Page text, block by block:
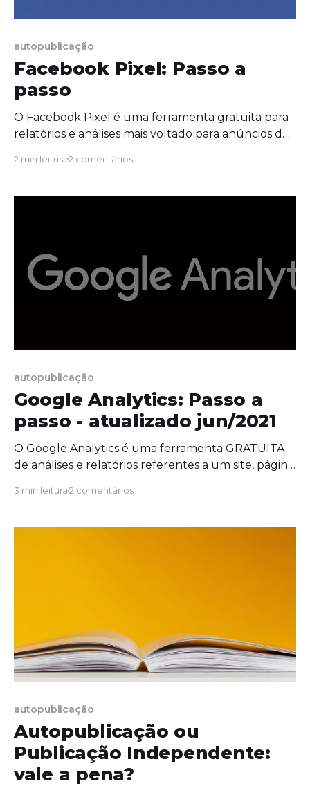
autopublicação
Facebook Pixel: Passo a
passo
O Facebook Pixel é uma ferramenta gratuita para
relatórios e análises mais voltado para anúncios do
a-passo oficial clicando aqui. Para configurar o
Crie uma conta * Acesse
2 min leitura2 comentários
autopublicação
Google Analytics: Passo a
passo - atualizado jun/2021
O Google Analytics é uma ferramenta GRATUITA
de análises e relatórios referentes a um site, página,
3 min leitura2 comentários
autopublicação
Autopublicação ou
Publicação Independente:
vale a pena?